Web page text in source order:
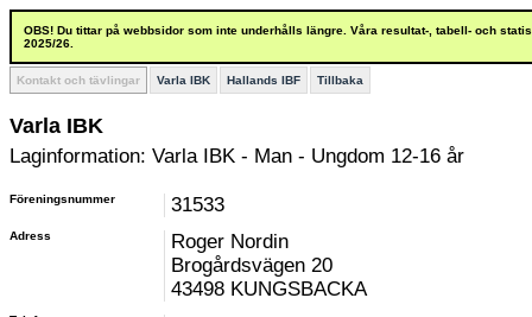
OBS! Du tittar på webbsidor som inte underhålls längre. Våra resultat-, tabell- och
2025/26.
Kontakt och tävlingar Varla IBK Hallands IBF Tillbaka
Varla IBK
Laginformation: Varla IBK - Man - Ungdom 12-16 år
Föreningsnummer 31533
Adress
Roger Nordin
Brogårdsvägen 20
43498 KUNGSBACKA